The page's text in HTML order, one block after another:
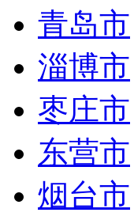
青岛市
淄博市
枣庄市
东营市
烟台市